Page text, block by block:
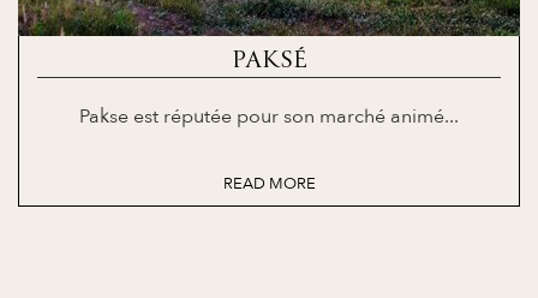
PAKSÉ
Pakse est réputée pour son marché animé...
READ MORE